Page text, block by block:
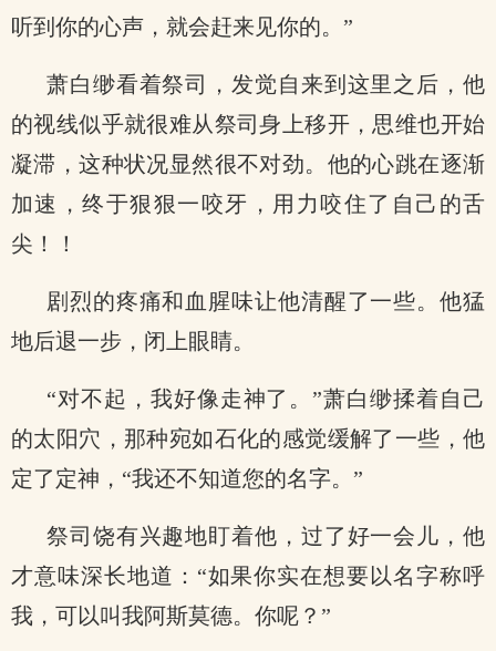
听到你的心声，就会赶来见你的。”
萧白缈看着祭司，发觉自来到这里之后，他
的视线似乎就很难从祭司身上移开，思维也开始
凝滞，这种状况显然很不对劲。他的心跳在逐渐
加速，终于狠狠一咬牙，用力咬住了自己的舌
尖！！
剧烈的疼痛和血腥味让他清醒了一些。他猛
地后退一步，闭上眼睛。
“对不起，我好像走神了。”萧白缈揉着自己
的太阳穴，那种宛如石化的感觉缓解了一些，他
定了定神，“我还不知道您的名字。”
祭司饶有兴趣地盯着他，过了好一会儿，他
才意味深长地道：“如果你实在想要以名字称呼
我，可以叫我阿斯莫德。你呢？”